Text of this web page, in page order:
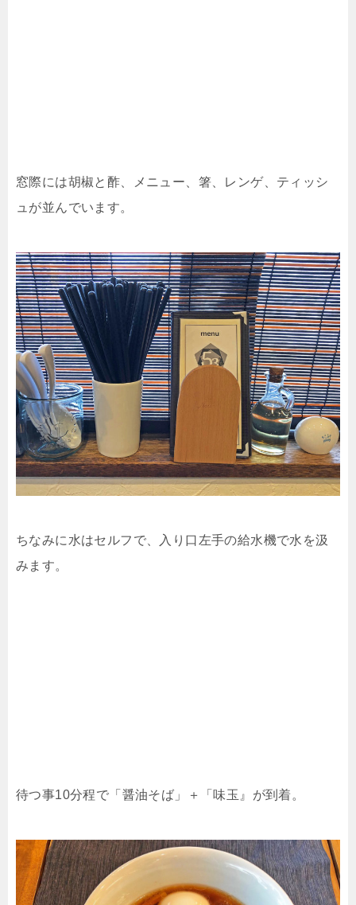
窓際には胡椒と酢、メニュー、箸、レンゲ、ティッシ
ュが並んでいます。
ちなみに水はセルフで、入り口左手の給水機で水を汲
みます。
待つ事10分程で「醤油そば」＋「味玉』が到着。